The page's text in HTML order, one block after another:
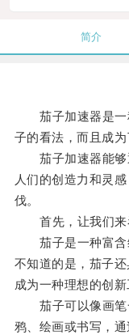
简介
茄子加速器是一
子的看法，而且成为
茄子加速器能够
人们的创造力和灵
伐。
首先，让我们来
茄子是一种富含
不知道的是，茄子
成为一种理想的创新
茄子可以像画笔
鸦、绘画或书写，